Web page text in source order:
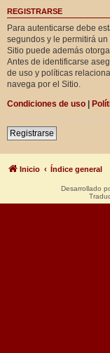
REGISTRARSE
Para autenticarse debe
segundos y le permitirá
Sitio puede además
Antes de identificarse
de uso y políticas
navega por el Sitio.
Condiciones de uso |
Registrarse
Inicio Índice general
Desarrollado